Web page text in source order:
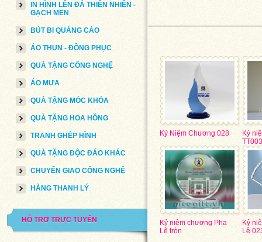
IN HÌNH LÊN ĐÁ THIÊN NHIÊN -
GẠCH MEN
BÚT BI QUẢNG CÁO
ÁO THUN - ĐỒNG PHỤC
QUÀ TẶNG CÔNG NGHỆ
ÁO MƯA
QUÀ TẶNG MÓC KHÓA
QUÀ TẶNG HOA HỒNG
TRANH GHÉP HÌNH
QUÀ TẶNG ĐỘC ĐÁO KHÁC
CHUYỂN GIAO CÔNG NGHỆ
HÀNG THANH LÝ
HỖ TRỢ TRỰC TUYẾN
Kỷ Niệm Chương 028
Kỷ
TT003
Kỷ niệm chương Pha
Lê tròn
Kỷ
Lê